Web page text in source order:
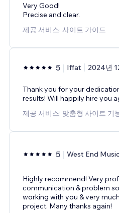
Very Good!
Precise and clear.
제공 서비스: 사이트 가이드
5 Iffat 2024년
Thank you for your
results! Will happily hire you
제공 서비스: 맞춤형 사이트 기
5
Highly recommend! Very
communication & problem
working with you & very
project. Many thanks again!